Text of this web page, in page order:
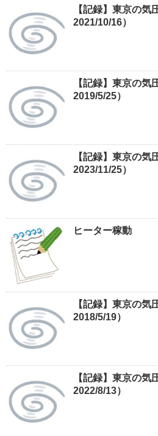
【記録】東京の気
2021/10/16）
【記録】東京の気
2019/5/25）
【記録】東京の気
2023/11/25）
ヒーター稼動
【記録】東京の気
2018/5/19）
【記録】東京の気
2022/8/13）